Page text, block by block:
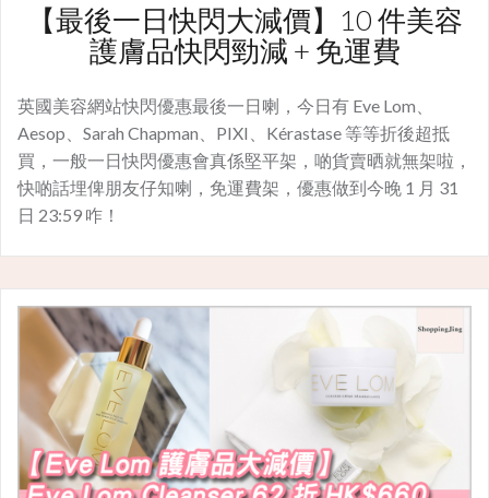
【最後一日快閃大減價】10 件美容
護膚品快閃勁減 + 免運費
英國美容網站快閃優惠最後一日喇，今日有 Eve Lom、
Aesop、Sarah Chapman、PIXI、Kérastase 等等折後超抵
買，一般一日快閃優惠會真係堅平架，啲貨賣晒就無架啦，
快啲話埋俾朋友仔知喇，免運費架，優惠做到今晚 1 月 31
日 23:59 咋！